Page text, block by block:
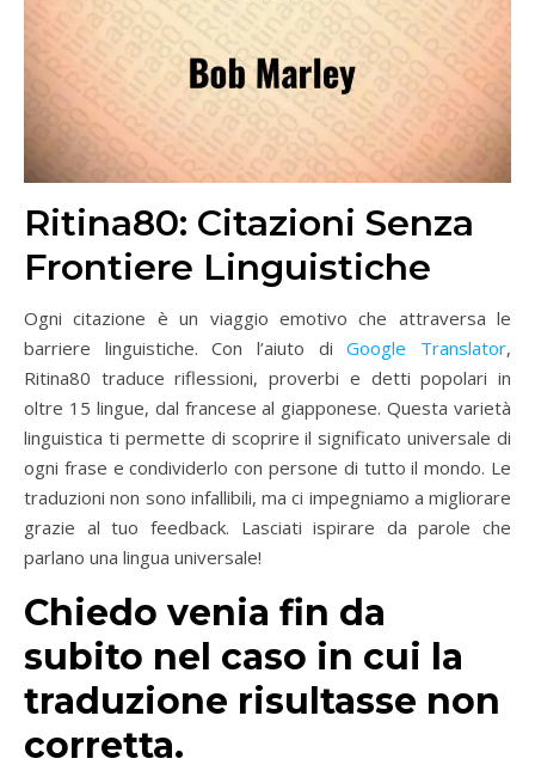
Ritina80: Citazioni Senza
Frontiere Linguistiche
Ogni citazione è un viaggio emotivo che attraversa le
barriere linguistiche. Con l’aiuto diGoogle Translator,
Ritina80 traduce riflessioni, proverbi e detti popolari in
oltre 15 lingue, dal francese al giapponese. Questa varietà
linguistica ti permette di scoprire il significato universale di
ogni frase e condividerlo con persone di tutto il mondo. Le
traduzioni non sono infallibili, ma ci impegniamo a migliorare
grazie al tuo feedback. Lasciati ispirare da parole che
parlano una lingua universale!
Chiedo venia fin da
subito nel caso in cui la
traduzione risultasse non
corretta.